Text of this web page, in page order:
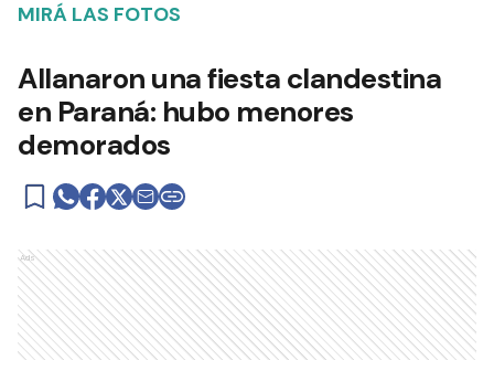
MIRÁ LAS FOTOS
Allanaron una fiesta clandestina
en Paraná: hubo menores
demorados
Ads